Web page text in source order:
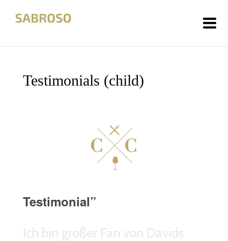
Testimonials (child)
Testimonial”
Ich bin großer Fan von Davids